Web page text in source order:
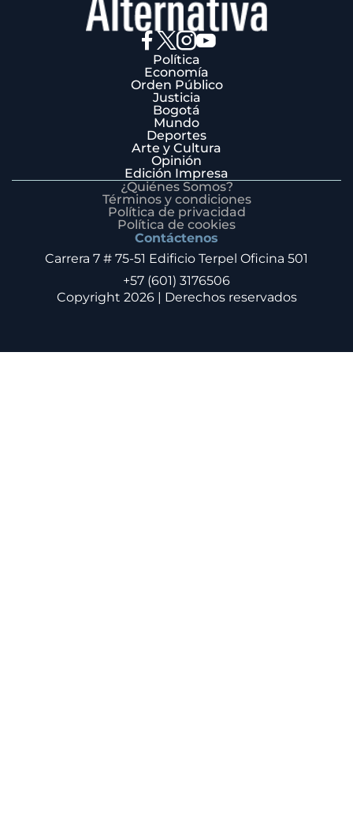
Política
Economía
Orden Público
Justicia
Bogotá
Mundo
Deportes
Arte y Cultura
Opinión
Edición Impresa
¿Quiénes Somos?
Términos y condiciones
Política de privacidad
Política de cookies
Contáctenos
Carrera 7 # 75-51 Edificio Terpel Oficina 501
+57 (601) 3176506
Copyright 2026 | Derechos reservados